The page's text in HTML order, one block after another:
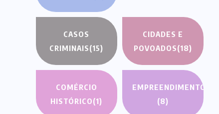
CASOS
CRIMINAIS(15)
CIDADES E
POVOADOS(18)
COMÉRCIO
HISTÓRICO(1)
EMPREENDIMENTOS
(8)